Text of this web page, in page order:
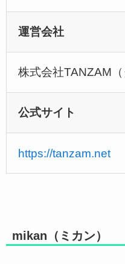
運営会社
株式会社TANZAM（
公式サイト
https://tanzam.net
mikan（ミカン）